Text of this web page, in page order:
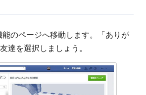
能のページへ移動します。「ありが
達を選択しましょう。